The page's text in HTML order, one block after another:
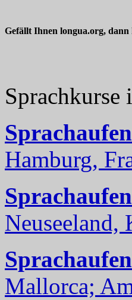
Gefällt Ihnen longua.org,
Hamburg,
Neuseeland,
Mallorca;